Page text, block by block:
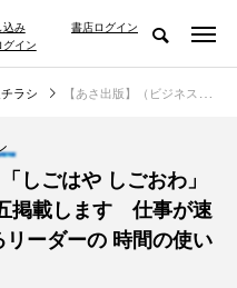
込み
書店ログイン
グイン
ラシ 【あさ出版】（ビジネス）「しごはや しごおわ」本、好調！3月上旬日経半五掲載します 仕事が速いリーダー 仕事に追われるリーダーの 時間の使い方
しごはや しごおわ」
掲載します 仕事が速
ーダーの 時間の使い